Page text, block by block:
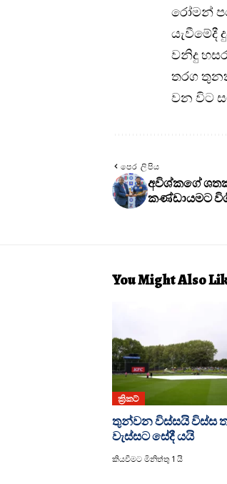
රෝමන්
යැවීමේදී
වනිදු
තරග
වන විට
පෙර ලිපිය
අවිශ්කගේ
කණ්ඩායමට
You Might Also
ක්‍රිකට්
තුන්වන විස්සයි විස්ස
වැස්සට සේදී යයි
කියවීමට මිනිත්තු 1 යි